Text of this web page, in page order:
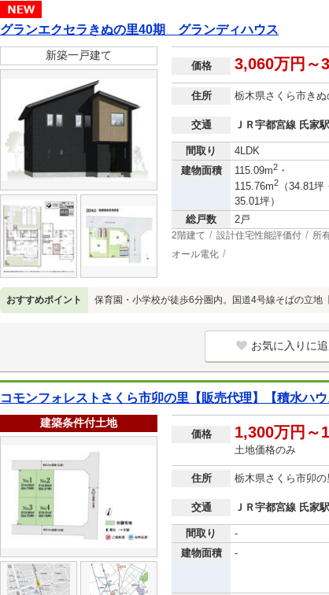
グランエクセラきぬの里40期 グランディハウス
新築一戸建て
価格 3,060万円～
住所 栃木県さくら市きぬ
交通 ＪＲ宇都宮線 氏家
間取り
4LDK
建物面積
115.09m2 ・
115.76m2
（34.81坪
35.01坪）
総戸数
2戸
2階建て 設計住宅性能評価付 所
オール電化
おすすめポイント 保育園・小学校が徒歩6分圏内。国道4号線そばの立地
お気に入りに
コモンフォレストさくら市卯の里【販売代理】【積水ハウ
建築条件付土地
価格 1,300万円～
土地価格のみ
住所 栃木県さくら市卯の
交通 ＪＲ宇都宮線 氏家
間取り
-
建物面積
-